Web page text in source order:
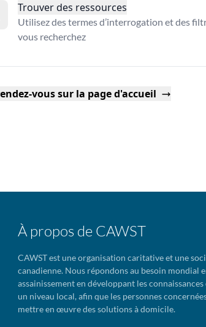
Trouver des ressources
Utilisez des termes d’interrogation et des
vous recherchez
vous sur la page d'accueil
À propos de CAWST
CAWST est une organisation caritative et une
canadienne. Nous répondons au besoin mondial
assainissement en développant les
un niveau local, afin que les personnes
mettre en œuvre des solutions à domicile.